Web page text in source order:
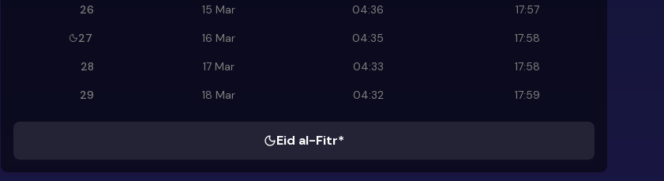
26
15 Mar 04:36
17:57
27
16 Mar 04:35
17:58
28
17 Mar 04:33
17:58
29
18 Mar 04:32 17:59
Eid al-Fitr*